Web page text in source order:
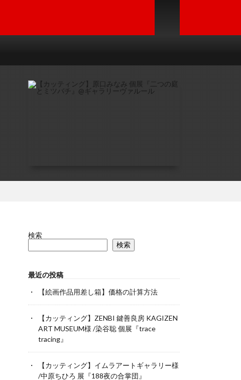
検索
検索
最近の投稿
【絵画作品用差し箱】価格の計算方法
【カッティング】ZENBI 鍵善良房 KAGIZEN
ART MUSEUM様 /染谷聡 個展『trace
tracing』
【カッティング】イムラアートギャラリー様
/中原ちひろ 展『188夜の合掌団』